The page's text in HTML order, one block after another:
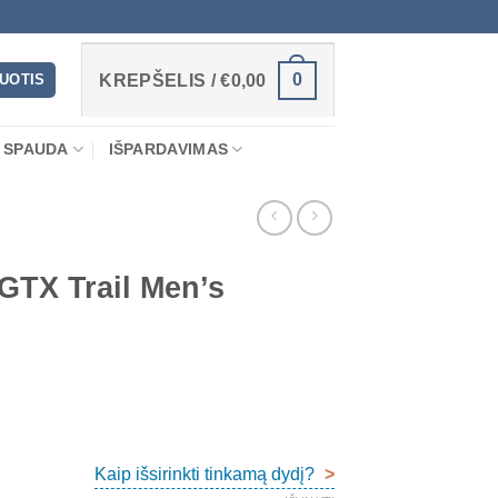
KREPŠELIS /€0,00 0
IŠPARDAVIMAS
Trail Men’s
Kaip išsirinkti tinkamą dydį? >